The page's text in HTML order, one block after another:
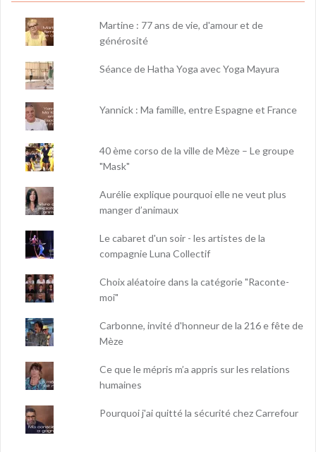
Martine : 77 ans de vie, d'amour et de
générosité
Séance de Hatha Yoga avec Yoga Mayura
Yannick : Ma famille, entre Espagne et France
40 ème corso de la ville de Mèze – Le groupe
"Mask"
Aurélie explique pourquoi elle ne veut plus
manger d’animaux
Le cabaret d'un soir - les artistes de la
compagnie Luna Collectif
Choix aléatoire dans la catégorie "Raconte-
moi"
Carbonne, invité d'honneur de la 216 e fête de
Mèze
Ce que le mépris m’a appris sur les relations
humaines
Pourquoi j'ai quitté la sécurité chez Carrefour